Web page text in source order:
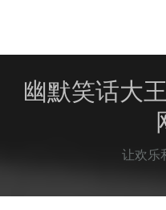
幽默笑话大
让欢乐